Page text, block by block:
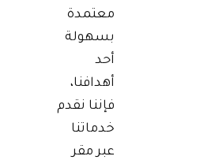
معتمدة
بسهولة
أحد
أهدافنا،
فإننا نقدم
خدماتنا
عبر مقر